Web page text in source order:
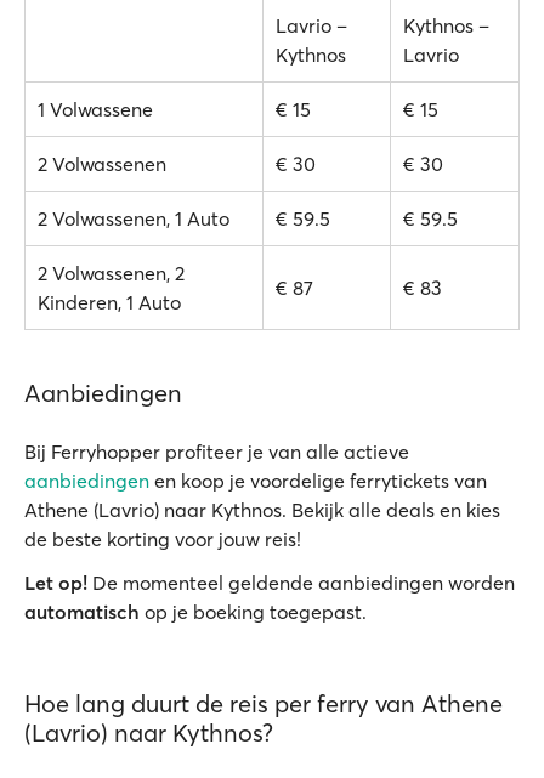
Lavrio –
Kythnos
Kythnos –
Lavrio
1 Volwassene € 15 € 15
2 Volwassenen € 30 € 30
2 Volwassenen, 1 Auto € 59.5 € 59.5
2 Volwassenen, 2
Kinderen, 1 Auto
€ 87 € 83
Aanbiedingen
Bij Ferryhopper profiteer je van alle actieve
aanbiedingen en koop je voordelige ferrytickets van
Athene (Lavrio) naar Kythnos. Bekijk alle deals en kies
de beste korting voor jouw reis!
Let op! De momenteel geldende aanbiedingen worden
automatisch op je boeking toegepast.
Hoe lang duurt de reis per ferry van Athene
(Lavrio) naar Kythnos?